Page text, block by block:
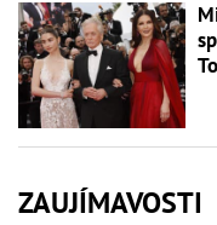
ZAUJÍMAVOSTI